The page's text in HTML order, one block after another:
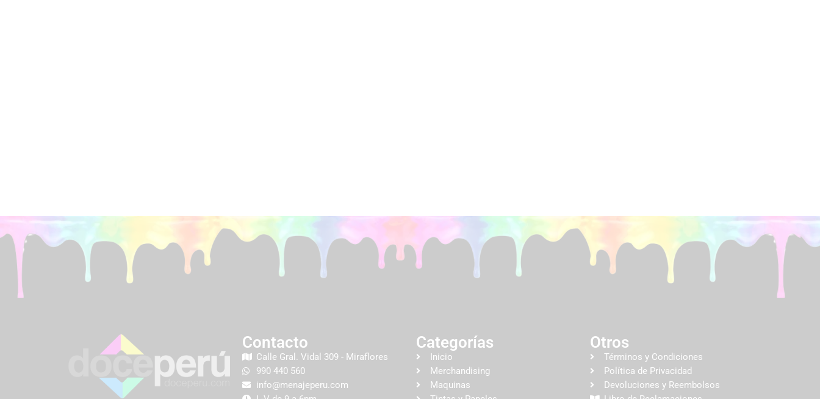
Contacto
Calle Gral. Vidal 309 - Miraflores
990 440 560
info@menajeperu.com
Categorías
Inicio
Merchandising
Maquinas
Otros
Términos y Condiciones
Política de Privacidad
Devoluciones y Reembolsos